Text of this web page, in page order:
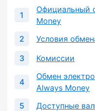
Официальный
Money
Условия
Комиссии
Обмен
Always Money
Доступные